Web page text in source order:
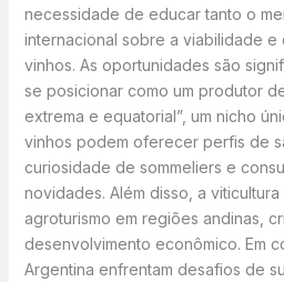
necessidade de educar tanto o
internacional sobre a viabilidade e
vinhos. As oportunidades são
se posicionar como um produtor
extrema e equatorial”, um nicho
vinhos podem oferecer perfis de
curiosidade de sommeliers e
novidades. Além disso, a
agroturismo em regiões andinas,
desenvolvimento econômico. Em
Argentina enfrentam desafios de